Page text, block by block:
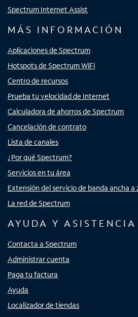
Spectrum Internet Assist
MÁS INFORMACIÓN
Aplicaciones de Spectrum
Hotspots de Spectrum WiFi
Centro de recursos
Prueba tu velocidad de Internet
Calculadora de ahorros de Spectrum
Cancelación de contrato
Lista de canales
¿Por qué Spectrum?
Servicios en tu área
Extensión del servicio de banda ancha a
La red de Spectrum
AYUDA Y
Contacta a Spectrum
Administrar cuenta
Paga tu factura
Ayuda
Localizador de tiendas